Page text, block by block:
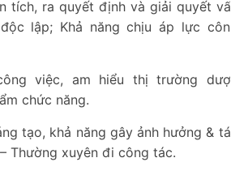
tích, ra quyết định và giải quyết vấn
lập; Khả năng chịu áp lực công
việc, am hiểu thị trường dược
chức năng.
tạo, khả năng gây ảnh hưởng & tác
Thường xuyên đi công tác.